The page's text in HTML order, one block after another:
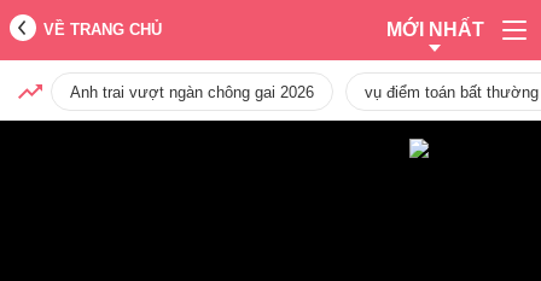
VỀ TRANG CHỦ MỚI NHẤT
Anh trai vượt ngàn chông gai 2026 vụ điểm toán bất